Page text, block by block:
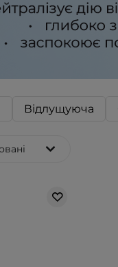
Відлущуюча